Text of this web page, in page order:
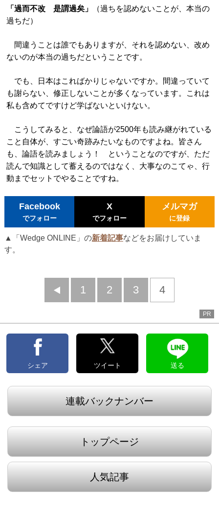
「過而不改 是謂過矣」
（過ちを認めないことが、本当の
過ちだ）
間違うことは誰でもありますが、それを認めない、改め
ないのが本当の過ちだということです。
でも、日本はこればかりじゃないですか。間違っていて
も謝らない、修正しないことが多くなっています。これは
私も含めてですけど学ばないといけない。
こうしてみると、なぜ論語が2500年も読み継がれている
こと自体が、すごい奇跡みたいなものですよね。皆さん
も、論語を読みましょう！ ということなのですが、ただ
読んで知識として蓄えるのではなく、大事なのこてゃ、行
動までセットでやることですね。
Facebook
でフォロー
X
でフォロー
メルマガ
に登録
▲「Wedge ONLINE」の新着記事などをお届けしていま
す。
前
1 2 3 4
PR
シェア ツイート 送る
連載バックナンバー
トップページ
人気記事